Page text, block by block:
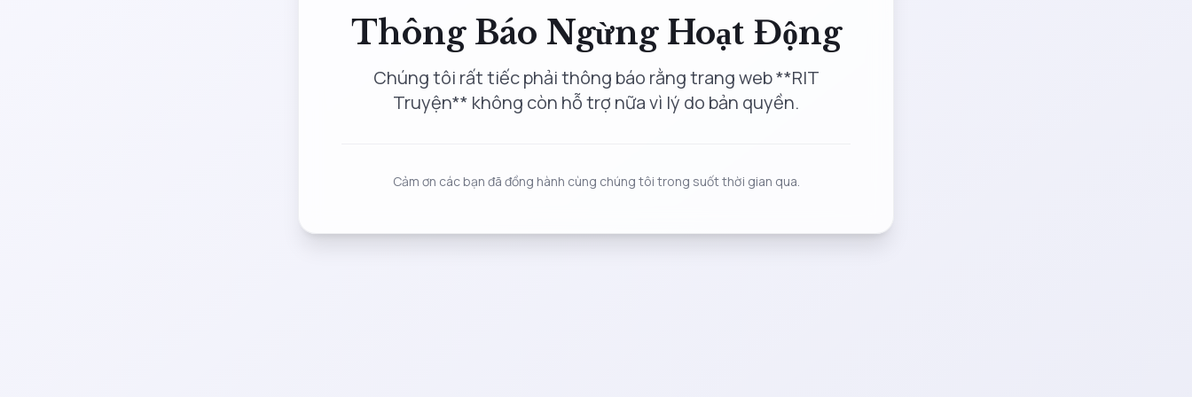
Thông Báo Ngừng Hoạt Động
Chúng tôi rất tiếc phải thông báo rằng trang web **RIT
Truyện** không còn hỗ trợ nữa vì lý do bản quyền.
Cảm ơn các bạn đã đồng hành cùng chúng tôi trong suốt thời gian qua.